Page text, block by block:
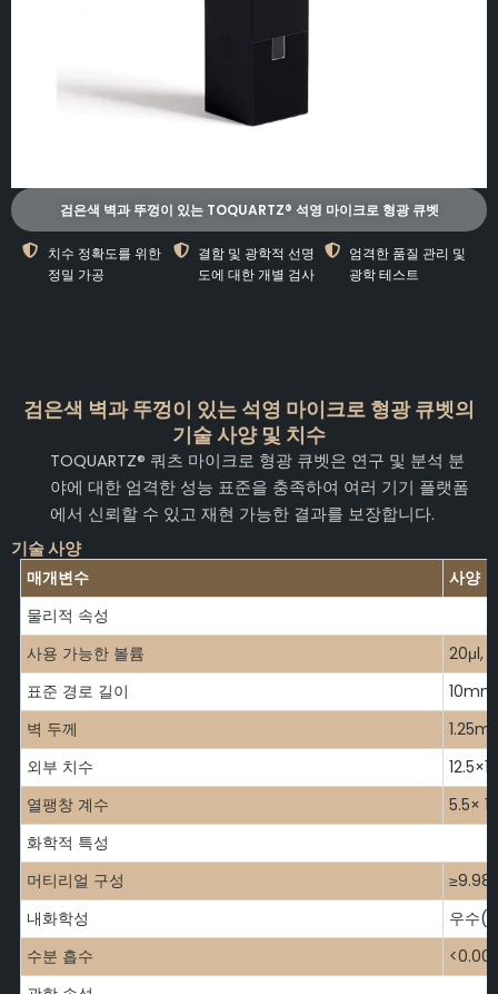
검은색 벽과 뚜껑이 있는 TOQUARTZ® 석영 마이크로 형광 큐벳
치수 정확도를 위한
정밀 가공
결함 및 광학적 선명
도에 대한 개별 검사
엄격한 품질 관리 및
광학 테스트
검은색 벽과 뚜껑이 있는 석영 마이크로 형광 큐벳의
기술 사양 및 치수
TOQUARTZ® 쿼츠 마이크로 형광 큐벳은 연구 및 분석 분
야에 대한 엄격한 성능 표준을 충족하여 여러 기기 플랫폼
에서 신뢰할 수 있고 재현 가능한 결과를 보장합니다.
기술 사양
매개변수
사양
물리적 속성
사용 가능한 볼륨
20μl,
표준 경로 길이
벽 두께
외부 치수
열팽창 계수
5.5×
화학적 특성
머티리얼 구성
내화학성
우수(
수분 흡수